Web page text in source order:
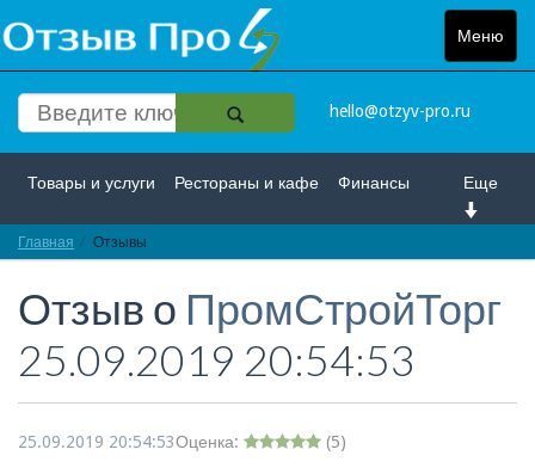
Меню
Toggle
hello@otzyv-pro.ru
Еще
Товары и услуги Рестораны и кафе Финансы
Красота и здоровье
Интернет Путешествие и отдых Транспорт
Недвижимость Работа Гос. учреждения
Главная Отзывы
Отзыв о ПромСтройТорг
25.09.2019 20:54:53
25.09.2019 20:54:53Оценка: (5)